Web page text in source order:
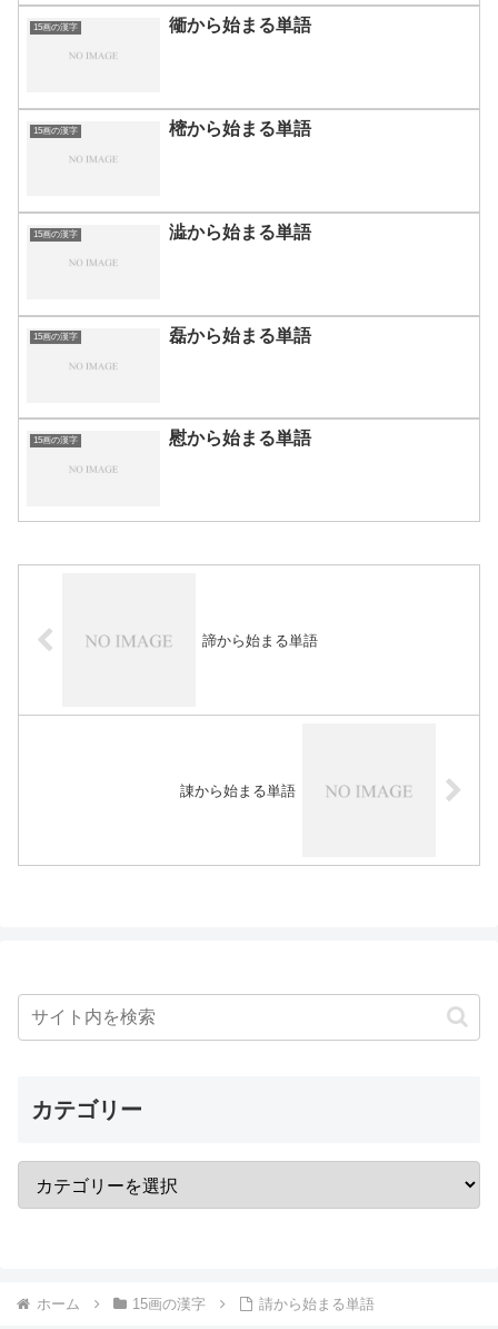
15画の漢字 衚から始まる単語
15画の漢字 樒から始まる単語
15画の漢字 澁から始まる単語
15画の漢字 磊から始まる単語
15画の漢字 慰から始まる単語
諦から始まる単語
諌から始まる単語
カテゴリー
ホーム 15画の漢字 請から始まる単語